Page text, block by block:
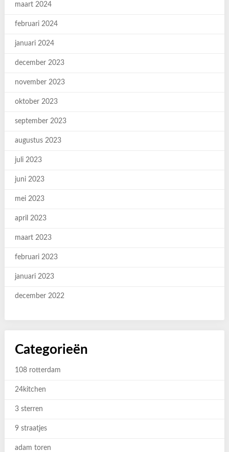
maart 2024
februari 2024
januari 2024
december 2023
november 2023
oktober 2023
september 2023
augustus 2023
juli 2023
juni 2023
mei 2023
april 2023
maart 2023
februari 2023
januari 2023
december 2022
Categorieën
108 rotterdam
24kitchen
3 sterren
9 straatjes
adam toren